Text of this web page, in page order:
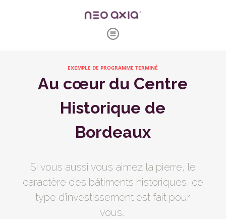
EXEMPLE DE PROGRAMME TERMINÉ
Au cœur du Centre
Historique de
Bordeaux
Si vous aussi vous aimez la pierre, le
caractère des bâtiments historiques, ce
type d’investissement est fait pour
vous…